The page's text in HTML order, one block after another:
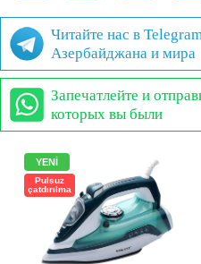
Читайте нас в
Азербайджана и мира
Запечатлейте и
которых вы были